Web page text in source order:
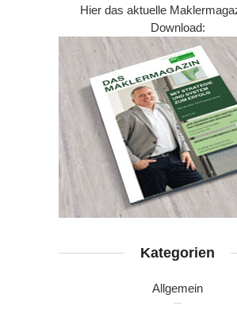
Hier das aktuelle
Download:
Kategorien
Allgemein